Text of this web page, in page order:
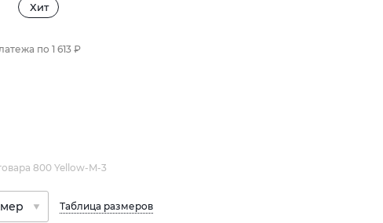
Хит
по 1 613 ₽
800 Yellow-M-3
Таблица размеров